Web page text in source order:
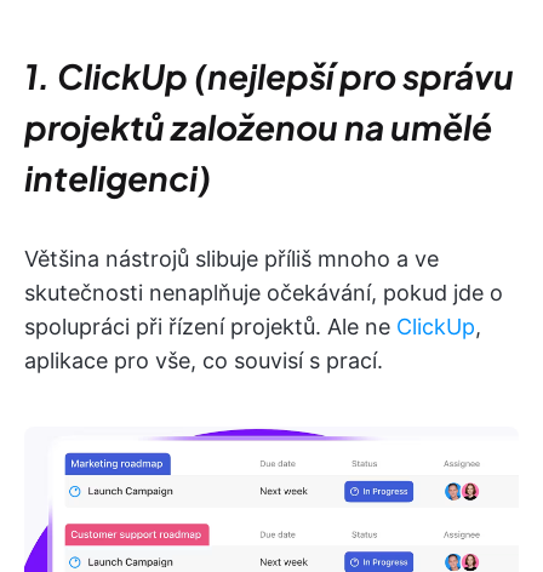
1. ClickUp (nejlepší pro správu
projektů založenou na umělé
inteligenci)
Většina nástrojů slibuje příliš mnoho a ve
skutečnosti nenaplňuje očekávání, pokud jde o
spolupráci při řízení projektů. Ale ne ClickUp,
aplikace pro vše, co souvisí s prací.